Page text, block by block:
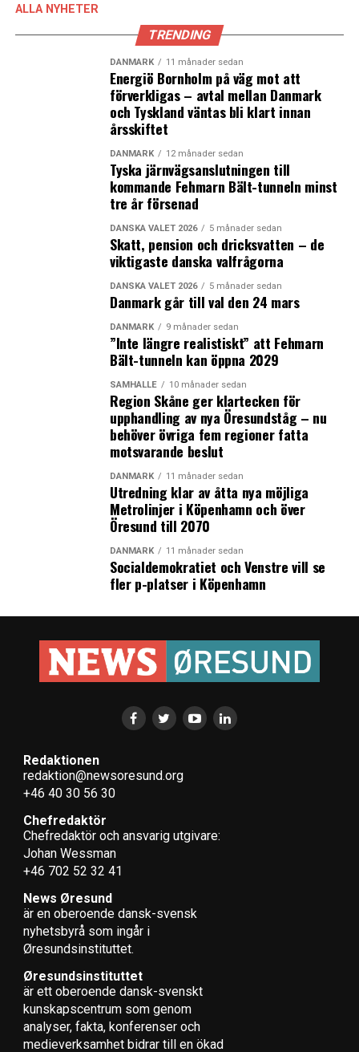
Larmet dröjde men räddningsinsatsen fungerade bra vid
beredskapsövning på Öresundsbron
Ny toppchef i Köpenhamns kommun
ALLA NYHETER
TRENDING
DANMARK 11 månader sedan
Energiö Bornholm på väg mot att
förverkligas – avtal mellan Danmark
och Tyskland väntas bli klart innan
årsskiftet
DANMARK 12 månader sedan
Tyska järnvägsanslutningen till
kommande Fehmarn Bält-tunneln minst
tre år försenad
DANSKA VALET 2026 5 månader sedan
Skatt, pension och dricksvatten – de
viktigaste danska valfrågorna
DANSKA VALET 2026 5 månader sedan
Danmark går till val den 24 mars
DANMARK 9 månader sedan
”Inte längre realistiskt” att Fehmarn
Bält-tunneln kan öppna 2029
SAMHÄLLE 10 månader sedan
Region Skåne ger klartecken för
upphandling av nya Öresundståg – nu
behöver övriga fem regioner fatta
motsvarande beslut
DANMARK 11 månader sedan
Utredning klar av åtta nya möjliga
Metrolinjer i Köpenhamn och över
Öresund till 2070
DANMARK 11 månader sedan
Socialdemokratiet och Venstre vill se
fler p-platser i Köpenhamn
Redaktionen
redaktion@newsoresund.org
+46 40 30 56 30
Chefredaktör
Chefredaktör och ansvarig utgivare:
Johan Wessman
+46 702 52 32 41
News Øresund
är en oberoende dansk-svensk
nyhets­byrå som ingår i
Øresundsinstituttet.
Øresundsinstituttet
är ett oberoende dansk-svenskt
kunskapscentrum som genom
analyser, fakta, konferenser och
medieverksamhet bidrar till en ökad